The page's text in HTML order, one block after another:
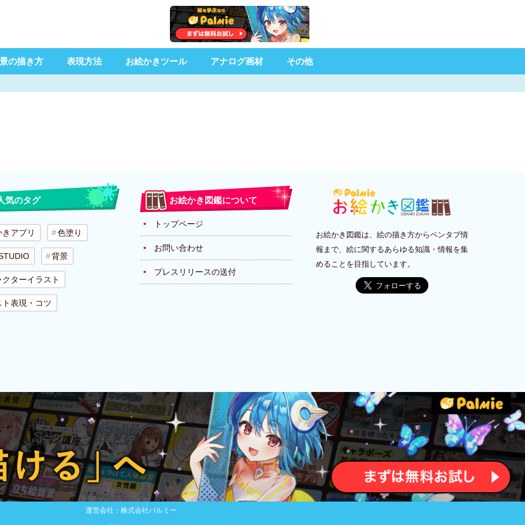
の描き方 表現方法 お絵かきツール アナログ画材 その他
気のタグ
アプリ 色塗り
背景
ターイラスト
ト表現・コツ
お絵かき図鑑について
トップページ
お問い合わせ
プレスリリースの送付
お絵かき図鑑は、絵の描き方からペンタブ情
報まで、絵に関するあらゆる知識・情報を集
めることを目指しています。
運営会社：株式会社パルミー